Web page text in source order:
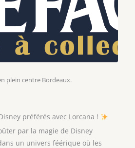
plein centre Bordeaux.
préférés avec Lorcana !
par la magie de Disney
un univers féérique où les